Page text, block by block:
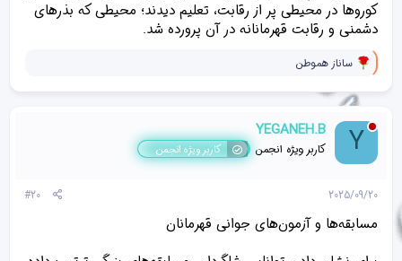
کوروها در محیطی پر از رقابت، تعلیم دیدند؛ محیطی که بذرهای
دشمنی و رقابت قهرمانانه در آن پرورده شد.
و
ک
ن
ش‌
ه
[
پ
س
ن
د
ساناز هموطن
Y
YEGANEH.B
کاربر ویژه انجمن کاربر ویژه انجمن
2025/09/20
#20
مسابقه‌ها و آزمون‌های جوانی قهرمانان